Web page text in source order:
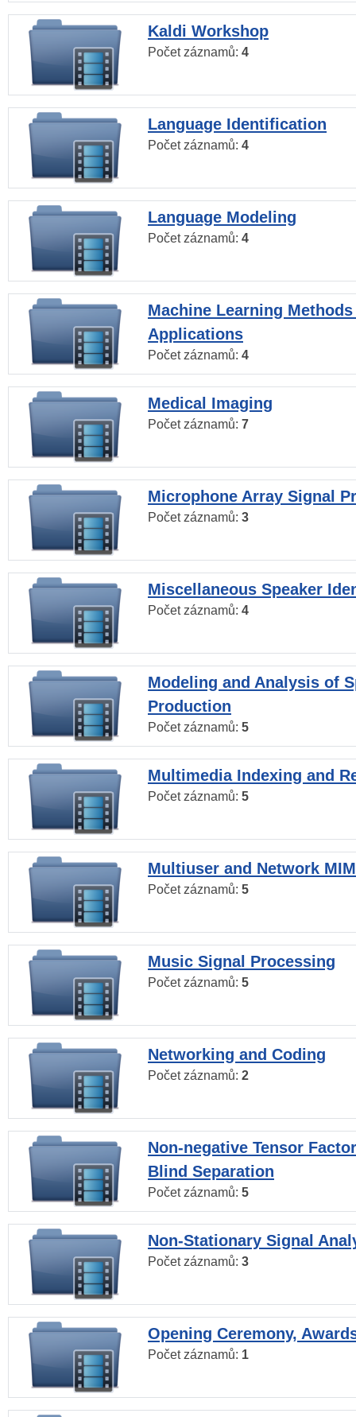
Kaldi Workshop
Počet záznamů: 4
Language Identification
Počet záznamů: 4
Language Modeling
Počet záznamů: 4
Machine Learning
Applications
Počet záznamů: 4
Medical Imaging
Počet záznamů: 7
Microphone Array Signal
Počet záznamů: 3
Miscellaneous Speaker
Počet záznamů: 4
Modeling and Analysis of
Production
Počet záznamů: 5
Multimedia Indexing and
Počet záznamů: 5
Multiuser and Network
Počet záznamů: 5
Music Signal Processing
Počet záznamů: 5
Networking and Coding
Počet záznamů: 2
Non-negative Tensor
Blind Separation
Počet záznamů: 5
Non-Stationary Signal
Počet záznamů: 3
Opening Ceremony,
Počet záznamů: 1